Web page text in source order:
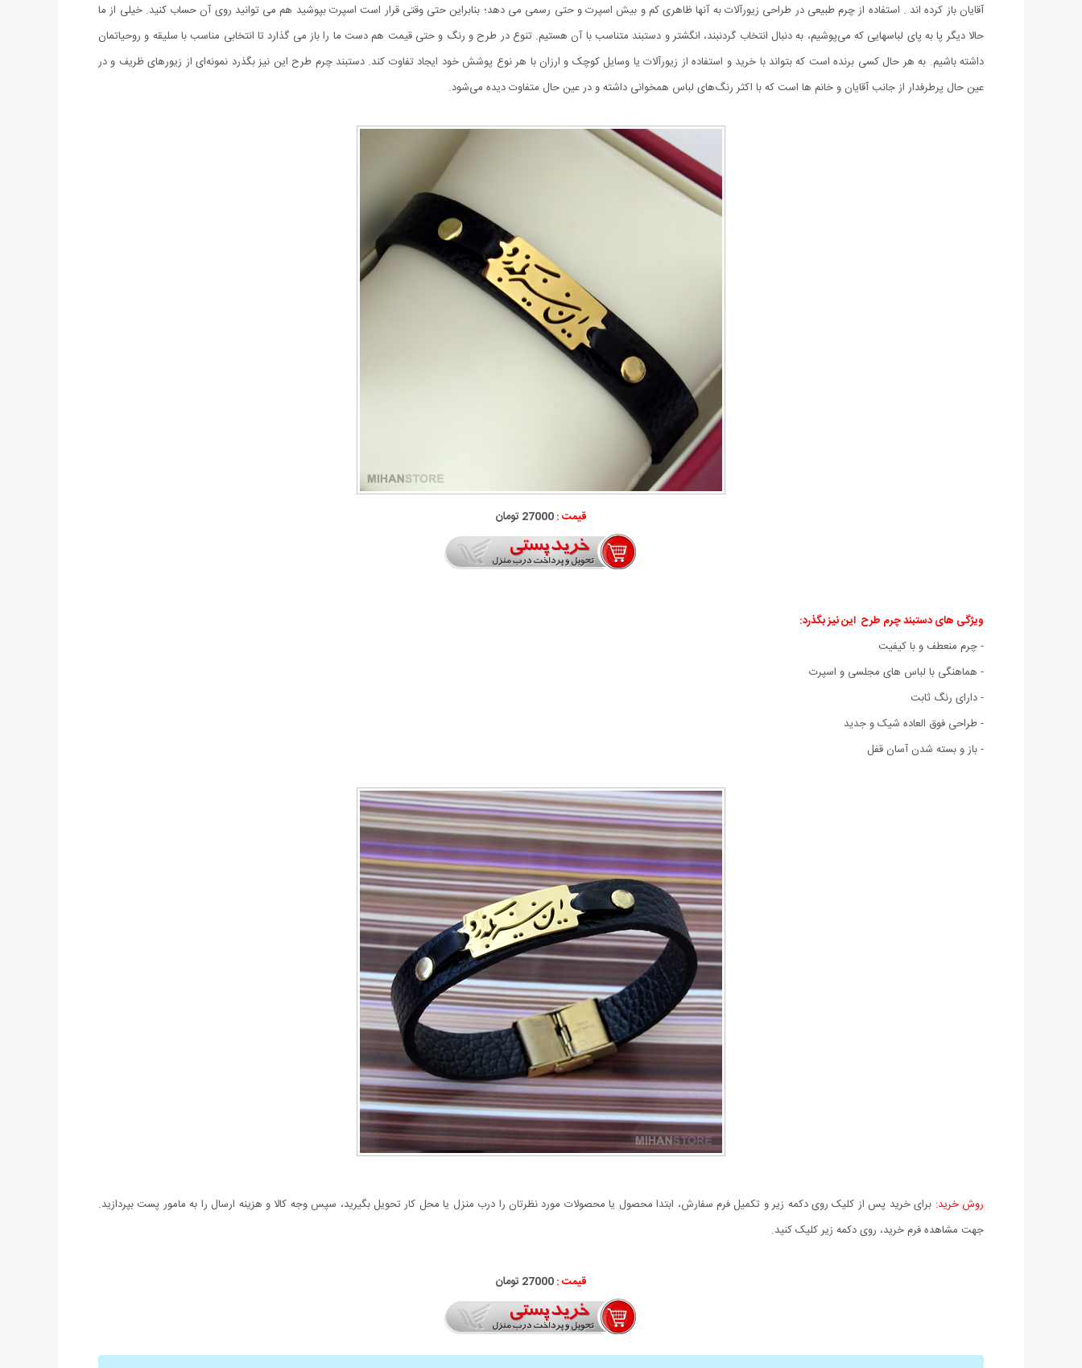
آقایان باز کرده اند . استفاده از چرم طبیعی در طراحی زیورآلات به آنها ظاهری کم و بیش اسپرت و حتی رسمی می دهد؛ بنابراین حتی وقتی قرار است اسپرت بپوشید هم می توانید روی آن حساب کنید. خیلی از ما
حالا دیگر پا به پای لباسهایی که می‌پوشیم، به دنبال انتخاب گردنبند، انگشتر و دستبند متناسب با آن هستیم. تنوع در طرح و رنگ و حتی قیمت هم دست ما را باز می گذارد تا انتخابی مناسب با سلیقه و روحیاتمان
داشته باشیم. به هر حال کسی برنده است که بتواند با خرید‌ و استفاده از زیورآلات یا وسایل کوچک و ارزان با هر نوع پوشش خود ایجاد تفاوت کند. دستبند چرم طرح این نیز بگذرد نمونه‌ای از زیورهای ظریف و در
عین حال پرطرفدار از جانب آقایان و خانم ها است که با اکثر رنگ‌های لباس همخوانی داشته و در عین حال متفاوت دیده می‌شود.
قیمت :27000 تومان
ویژگی های دستبند چرم طرح این نیز بگذرد:
- چرم منعطف و با کیفیت
- هماهنگی با لباس های مجلسی و اسپرت
- دارای رنگ ثابت
- طراحی فوق العاده شيک و جديد
- باز و بسته شدن آسان قفل
روش خرید: برای خرید پس از کلیک روی دکمه زیر و تکمیل فرم سفارش، ابتدا محصول یا محصولات مورد نظرتان را درب منزل یا محل کار تحویل بگیرید، سپس وجه کالا و هزینه ارسال را به مامور پست بپردازید.
جهت مشاهده فرم خرید، روی دکمه زیر کلیک کنید.
قیمت :27000 تومان